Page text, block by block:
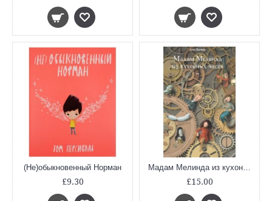
(Не)обыкновенный Норман
£9.30
Мадам Мелинда из кухонных часов
£15.00